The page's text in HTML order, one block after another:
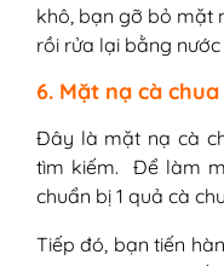
khô, bạn gỡ bỏ mặt
rồi rửa lại bằng
6. Mặt nạ cà
Đây là mặt nạ cà
tìm kiếm. Để làm
chuẩn bị 1 quả cà
Tiếp đó, bạn tiến